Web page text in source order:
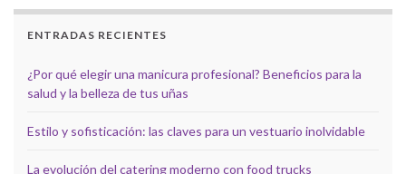
ENTRADAS RECIENTES
¿Por qué elegir una manicura profesional? Beneficios para la
salud y la belleza de tus uñas
Estilo y sofisticación: las claves para un vestuario inolvidable
La evolución del catering moderno con food trucks